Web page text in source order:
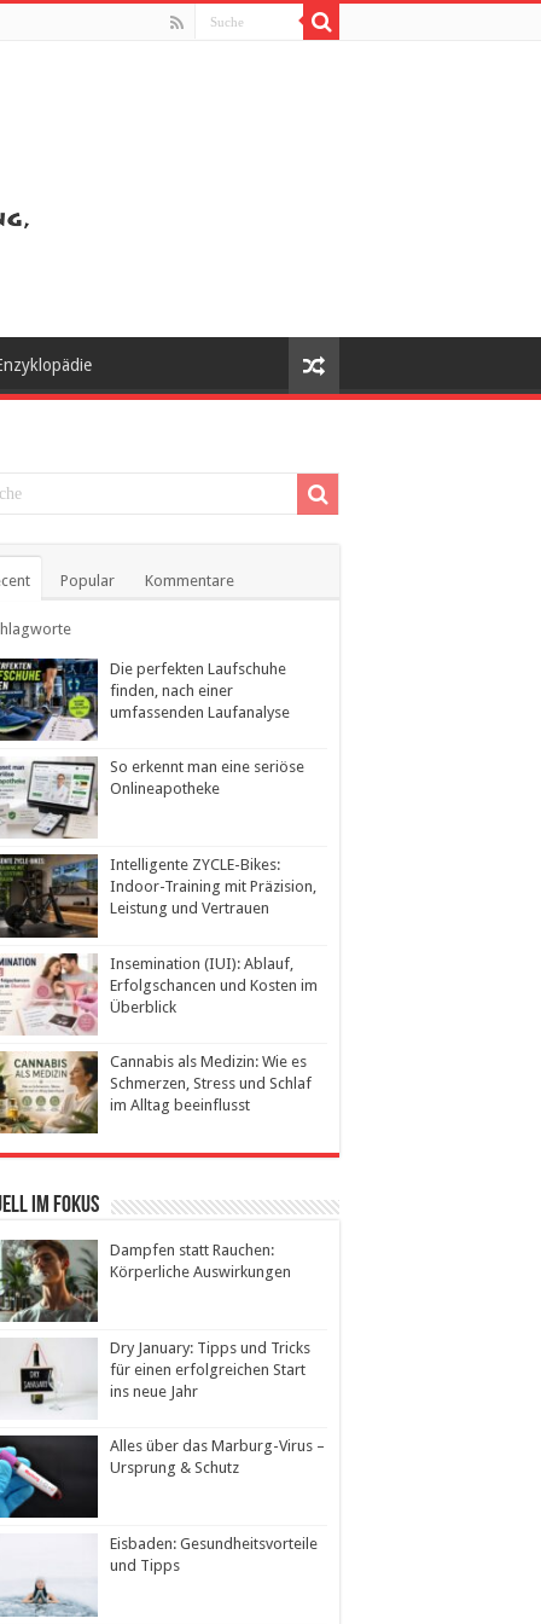
Popular Kommentare
Die perfekten Laufschuhe
finden, nach einer
umfassenden Laufanalyse
So erkennt man eine seriöse
Onlineapotheke
Intelligente ZYCLE-Bikes:
Indoor-Training mit Präzision,
Leistung und Vertrauen
Insemination (IUI): Ablauf,
Erfolgschancen und Kosten im
Überblick
Cannabis als Medizin: Wie es
Schmerzen, Stress und Schlaf
im Alltag beeinflusst
im Fokus
Dampfen statt Rauchen:
Körperliche Auswirkungen
Dry January: Tipps und Tricks
für einen erfolgreichen Start
ins neue Jahr
Alles über das Marburg-Virus –
Ursprung & Schutz
Eisbaden: Gesundheitsvorteile
und Tipps